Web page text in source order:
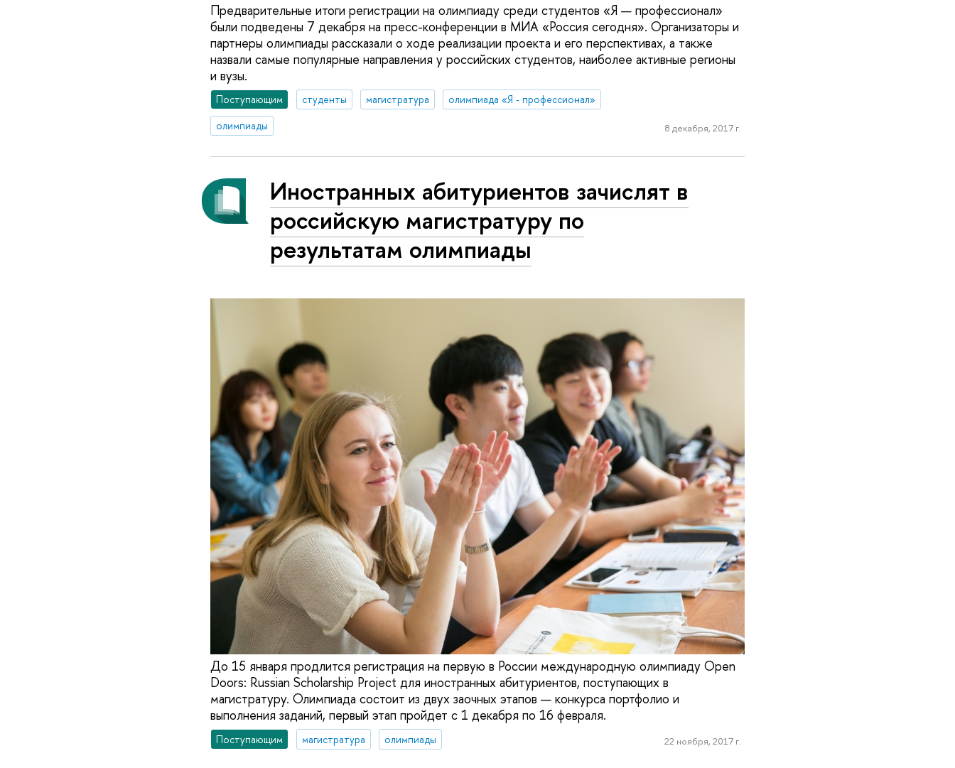
Предварительные итоги регистрации на олимпиаду среди студентов «Я — профессионал»
были подведены 7 декабря на пресс-конференции в МИА «Россия сегодня». Организаторы и
партнеры олимпиады рассказали о ходе реализации проекта и его перспективах, а также
назвали самые популярные направления у российских студентов, наиболее активные регионы
и вузы.
Поступающим студенты магистратура
олимпиада «Я - профессионал»
олимпиады
8 декабря, 2017 г.
Иностранных абитуриентов зачислят в
российскую магистратуру по
результатам олимпиады
До 15 января продлится регистрация на первую в России международную олимпиаду Open
Doors: Russian Scholarship Project для иностранных абитуриентов, поступающих в
магистратуру. Олимпиада состоит из двух заочных этапов — конкурса портфолио и
выполнения заданий, первый этап пройдет с 1 декабря по 16 февраля.
Поступающим магистратура олимпиады 22 ноября, 2017 г.